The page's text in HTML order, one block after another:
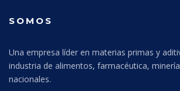
SOMOS
Una empresa líder en materias primas y
industria de alimentos, farmacéutica,
nacionales.